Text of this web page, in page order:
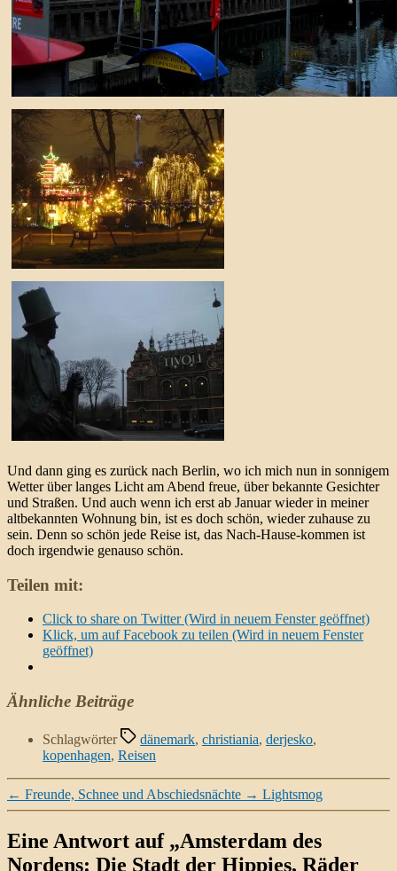
Und dann ging es zurück nach Berlin, wo ich mich nun in sonnigem
Wetter über langes Licht am Abend freue, über bekannte Gesichter
und Straßen. Und auch wenn ich erst ab Januar wieder in meiner
altbekannten Wohnung bin, ist es doch schön, wieder zuhause zu
sein. Denn so schön jede Reise ist, das Nach-Hause-kommen ist
doch irgendwie genauso schön.
Teilen mit:
Click to share on Twitter (Wird in neuem Fenster geöffnet)
Klick, um auf Facebook zu teilen (Wird in neuem Fenster
geöffnet)
Ähnliche Beiträge
Schlagwörter dänemark, christiania, derjesko,
kopenhagen, Reisen
← Freunde, Schnee und Abschiedsnächte → Lightsmog
Eine Antwort auf „Amsterdam des
Nordens: Die Stadt der Hippies, Räder